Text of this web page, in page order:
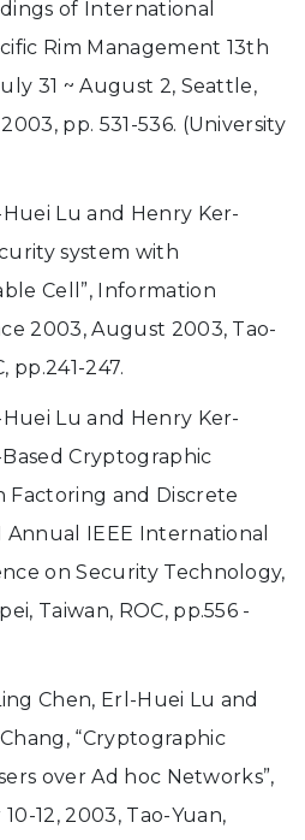
of International
Rim Management 13th
31 ~ August 2, Seattle,
pp. 531-536. (University
Lu and Henry Ker-
system with
Cell”, Information
2003, August 2003, Tao-
pp.241-247.
Lu and Henry Ker-
Cryptographic
Factoring and Discrete
Annual IEEE International
on Security Technology,
Taiwan, ROC, pp.556 -
Chen, Erl-Huei Lu and
“Cryptographic
over Ad hoc Networks”,
12, 2003, Tao-Yuan,